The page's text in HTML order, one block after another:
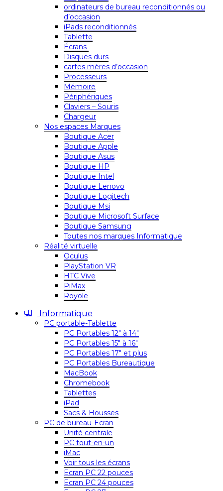
ordinateurs de bureau reconditionnés ou
d’occasion
iPads reconditionnés
Tablette
Écrans
Disques durs
cartes mères d’occasion
Processeurs
Mémoire
Périphériques
Claviers – Souris
Chargeur
Nos espaces Marques
Boutique Acer
Boutique Apple
Boutique Asus
Boutique HP
Boutique Intel
Boutique Lenovo
Boutique Logitech
Boutique Msi
Boutique Microsoft Surface
Boutique Samsung
Toutes nos marques Informatique
Réalité virtuelle
Oculus
PlayStation VR
HTC Vive
PiMax
Royole
Informatique
PC portable-Tablette
PC Portables 12″ à 14″
PC Portables 15″ à 16″
PC Portables 17″ et plus
PC Portables Bureautique
MacBook
Chromebook
Tablettes
iPad
Sacs & Housses
PC de bureau-Ecran
Unité centrale
PC tout-en-un
iMac
Voir tous les écrans
Ecran PC 22 pouces
Ecran PC 24 pouces